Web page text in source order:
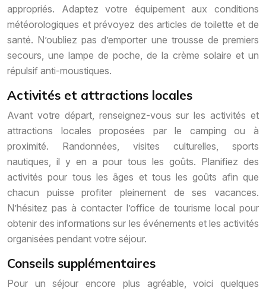
appropriés. Adaptez votre équipement aux conditions
météorologiques et prévoyez des articles de toilette et de
santé. N’oubliez pas d’emporter une trousse de premiers
secours, une lampe de poche, de la crème solaire et un
répulsif anti-moustiques.
Activités et attractions locales
Avant votre départ, renseignez-vous sur les activités et
attractions locales proposées par le camping ou à
proximité. Randonnées, visites culturelles, sports
nautiques, il y en a pour tous les goûts. Planifiez des
activités pour tous les âges et tous les goûts afin que
chacun puisse profiter pleinement de ses vacances.
N’hésitez pas à contacter l’office de tourisme local pour
obtenir des informations sur les événements et les activités
organisées pendant votre séjour.
Conseils supplémentaires
Pour un séjour encore plus agréable, voici quelques